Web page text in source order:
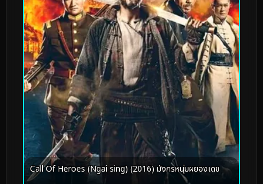
Call Of Heroes (Ngai sing) (2016) มังกรหนุ่มผยองเดช